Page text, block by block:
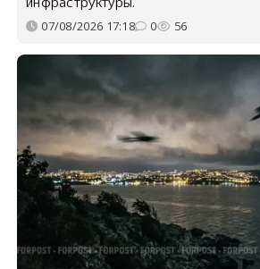
07/08/2026 17:18 0 56